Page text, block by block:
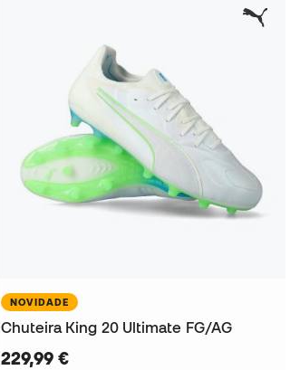
NOVIDADE
Chuteira King 20 Ultimate FG/AG
229,99 €